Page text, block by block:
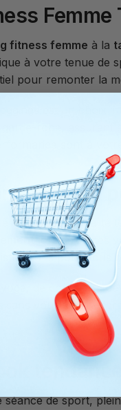
fitness femme à la
à votre tenue de
pour remonter la
est un choix
garde-robe,
sont à
de haute qualité
lors de toutes
pour vous
de course ou
vous
de sport,